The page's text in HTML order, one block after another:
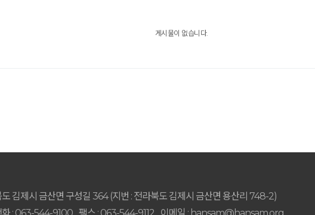
게시물이 없습니다.
김제시 금산면 구성길 364 (지번 : 전라북도 김제시 금산면 용산리 748-2)